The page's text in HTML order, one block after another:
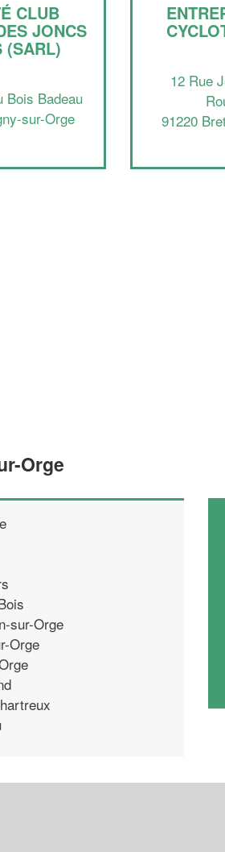
CLUB
JONCS
(SARL)
Bois Badeau
sur-Orge
12 Rue
91220
Orge
sur-Orge
Orge